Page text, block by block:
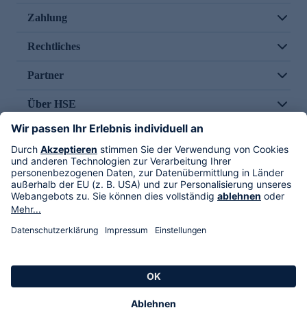
Zahlung
Rechtliches
Partner
Über HSE
Im TV
HSE International